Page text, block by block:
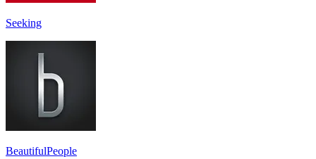
Seeking
BeautifulPeople